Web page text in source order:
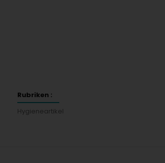
Rubriken :
Hygieneartikel